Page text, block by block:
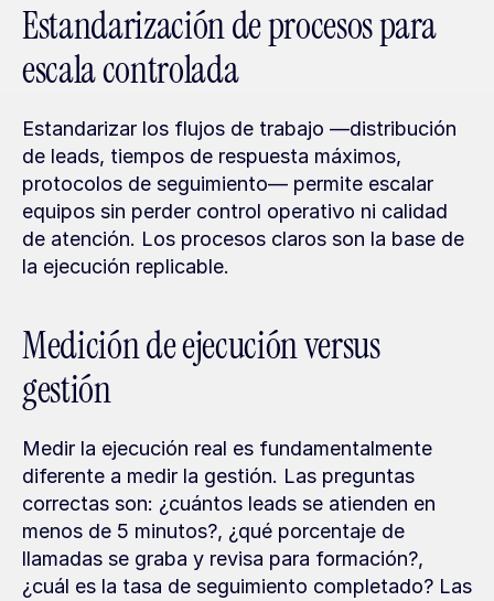
Estandarización de procesos para
escala controlada
Estandarizar los flujos de trabajo —distribución
de leads, tiempos de respuesta máximos,
protocolos de seguimiento— permite escalar
equipos sin perder control operativo ni calidad
de atención. Los procesos claros son la base de
la ejecución replicable.
Medición de ejecución versus
gestión
Medir la ejecución real es fundamentalmente
diferente a medir la gestión. Las preguntas
correctas son: ¿cuántos leads se atienden en
menos de 5 minutos?, ¿qué porcentaje de
llamadas se graba y revisa para formación?,
¿cuál es la tasa de seguimiento completado? Las